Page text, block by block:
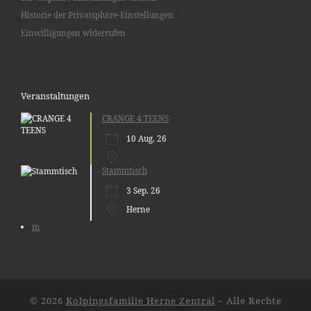
Historie der Privatsphäre-Einstellungen
Einwilligungen widerrufen
Veranstaltungen
CRANGE 4 TEENS
10 Aug. 26
Stammtisch
3 Sep. 26
Herne
m
© 2026 Kolpingsfamilie Herne Zentral – Alle Rechte